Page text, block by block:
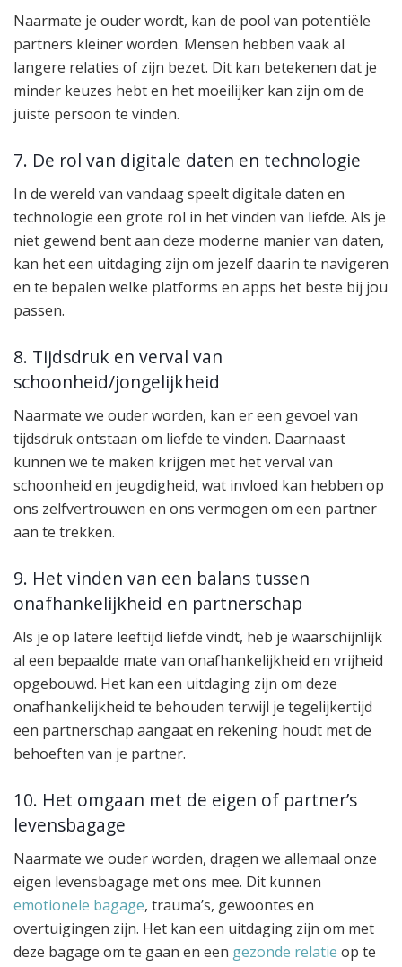
Naarmate je ouder wordt, kan de pool van potentiële
partners kleiner worden. Mensen hebben vaak al
langere relaties of zijn bezet. Dit kan betekenen dat je
minder keuzes hebt en het moeilijker kan zijn om de
juiste persoon te vinden.
7. De rol van digitale daten en technologie
In de wereld van vandaag speelt digitale daten en
technologie een grote rol in het vinden van liefde. Als je
niet gewend bent aan deze moderne manier van daten,
kan het een uitdaging zijn om jezelf daarin te navigeren
en te bepalen welke platforms en apps het beste bij jou
passen.
8. Tijdsdruk en verval van
schoonheid/jongelijkheid
Naarmate we ouder worden, kan er een gevoel van
tijdsdruk ontstaan om liefde te vinden. Daarnaast
kunnen we te maken krijgen met het verval van
schoonheid en jeugdigheid, wat invloed kan hebben op
ons zelfvertrouwen en ons vermogen om een partner
aan te trekken.
9. Het vinden van een balans tussen
onafhankelijkheid en partnerschap
Als je op latere leeftijd liefde vindt, heb je waarschijnlijk
al een bepaalde mate van onafhankelijkheid en vrijheid
opgebouwd. Het kan een uitdaging zijn om deze
onafhankelijkheid te behouden terwijl je tegelijkertijd
een partnerschap aangaat en rekening houdt met de
behoeften van je partner.
10. Het omgaan met de eigen of partner’s
levensbagage
Naarmate we ouder worden, dragen we allemaal onze
eigen levensbagage met ons mee. Dit kunnen
emotionele bagage, trauma’s, gewoontes en
overtuigingen zijn. Het kan een uitdaging zijn om met
deze bagage om te gaan en een gezonde relatie op te